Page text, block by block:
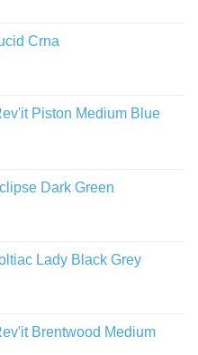
Crna
Piston Medium Blue
Dark Green
Lady Black Grey
Brentwood Medium